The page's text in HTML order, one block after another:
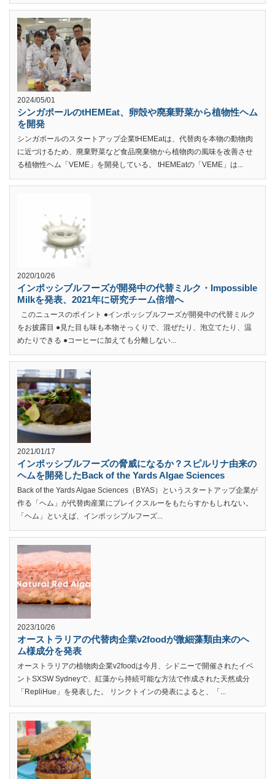
2024/05/01
シンガポールのtHEMEat、卵殻や廃棄野菜から植物性ヘム
を開発
シンガポールのスタートアップ企業tHEMEatは、代替肉を本物の動物肉
に近づけるため、廃棄野菜など食品廃棄物から植物肉の風味を改善させ
る植物性ヘム「VEME」を開発している。 tHEMEatの「VEME」は...
2020/10/26
インポッシブルフーズが開発中の代替ミルク・Impossible
Milkを発表、2021年に研究チーム倍増へ
このニュースのポイント ●インポッシブルフーズが開発中の代替ミルク
をお披露目 ●見た目も味も本物そっくりで、混ぜたり、泡立てたり、温
めたりできる ●コーヒーに加えても分離しない...
2021/01/17
インポッシブルフーズの脅威になるか？スピルリナ由来の
ヘムを開発したBack of the Yards Algae Sciences
Back of the Yards Algae Sciences（BYAS）というスタートアップ企業が
作る「ヘム」が代替肉産業にブレイクスルーをもたらすかもしれない。
「ヘム」といえば、インポッシブルフーズ...
2023/10/26
オーストラリアの代替肉企業v2foodが微細藻類由来のヘ
ム様成分を発表
オーストラリアの植物肉企業v2foodは今月、シドニーで開催されたイベ
ントSXSW Sydneyで、紅藻から持続可能な方法で作成された天然成分
「RepliHue」を発表した。 リンクトインの発表によると、「...